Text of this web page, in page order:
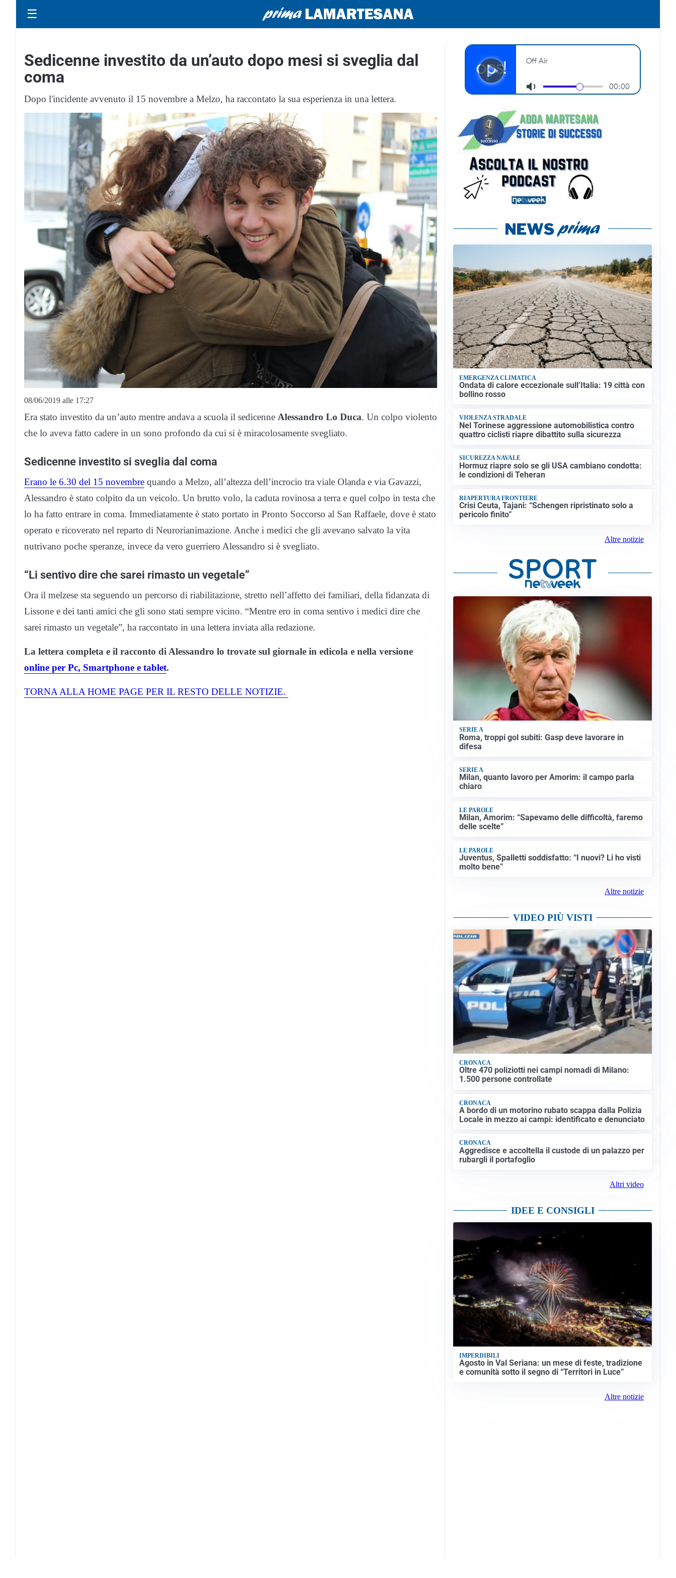
☰
Sedicenne investito da un’auto dopo mesi si sveglia dal
coma
Dopo l'incidente avvenuto il 15 novembre a Melzo, ha raccontato la sua esperienza in una lettera.
08/06/2019 alle 17:27
Era stato investito da un’auto mentre andava a scuola il sedicenne Alessandro Lo Duca. Un colpo violento
che lo aveva fatto cadere in un sono profondo da cui si è miracolosamente svegliato.
Sedicenne investito si sveglia dal coma
Erano le 6.30 del 15 novembre quando a Melzo, all’altezza dell’incrocio tra viale Olanda e via Gavazzi,
Alessandro è stato colpito da un veicolo. Un brutto volo, la caduta rovinosa a terra e quel colpo in testa che
lo ha fatto entrare in coma. Immediatamente è stato portato in Pronto Soccorso al San Raffaele, dove è stato
operato e ricoverato nel reparto di Neurorianimazione. Anche i medici che gli avevano salvato la vita
nutrivano poche speranze, invece da vero guerriero Alessandro si è svegliato.
“Li sentivo dire che sarei rimasto un vegetale”
Ora il melzese sta seguendo un percorso di riabilitazione, stretto nell’affetto dei familiari, della fidanzata di
Lissone e dei tanti amici che gli sono stati sempre vicino. “Mentre ero in coma sentivo i medici dire che
sarei rimasto un vegetale”, ha raccontato in una lettera inviata alla redazione.
La lettera completa e il racconto di Alessandro lo trovate sul giornale in edicola e nella versione
online per Pc, Smartphone e tablet.
TORNA ALLA HOME PAGE PER IL RESTO DELLE NOTIZIE.
EMERGENZA CLIMATICA
Ondata di calore eccezionale sull’Italia: 19 città con
bollino rosso
VIOLENZA STRADALE
Nel Torinese aggressione automobilistica contro
quattro ciclisti riapre dibattito sulla sicurezza
SICUREZZA NAVALE
Hormuz riapre solo se gli USA cambiano condotta:
le condizioni di Teheran
RIAPERTURA FRONTIERE
Crisi Ceuta, Tajani: “Schengen ripristinato solo a
pericolo finito”
Altre notizie
SERIE A
Roma, troppi gol subiti: Gasp deve lavorare in
difesa
SERIE A
Milan, quanto lavoro per Amorim: il campo parla
chiaro
LE PAROLE
Milan, Amorim: “Sapevamo delle difficoltà, faremo
delle scelte”
LE PAROLE
Juventus, Spalletti soddisfatto: “I nuovi? Li ho visti
molto bene”
Altre notizie
VIDEO PIÙ VISTI
CRONACA
Oltre 470 poliziotti nei campi nomadi di Milano:
1.500 persone controllate
CRONACA
A bordo di un motorino rubato scappa dalla Polizia
Locale in mezzo ai campi: identificato e denunciato
CRONACA
Aggredisce e accoltella il custode di un palazzo per
rubargli il portafoglio
Altri video
IDEE E CONSIGLI
IMPERDIBILI
Agosto in Val Seriana: un mese di feste, tradizione
e comunità sotto il segno di “Territori in Luce”
Altre notizie